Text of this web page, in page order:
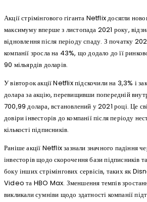
Акції стрімінгового гіганта Netflix досягли
максимуму вперше з листопада 2021 року,
відновлення після періоду спаду. З початку
компанії зросла на 43%, що додало до її
90 мільярдів доларів.
У вівторок акції Netflix підскочили на 3,3% і
долара за акцію, перевищивши попередній
700,99 долара, встановлений у 2021 році. Це
довіри інвесторів до компанії після періоду
кількості підписників.
Раніше акції Netflix зазнали значного падіння
інвесторів щодо скорочення бази підписників
боку інших стрімінгових сервісів, таких як
Video та HBO Max. Зменшення темпів
викликали сумніви щодо здатності компанії